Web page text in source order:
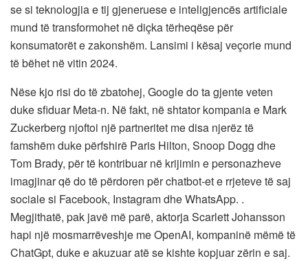
se si teknologjia e tij gjeneruese e inteligjencës artificiale
mund të transformohet në diçka tërheqëse për
konsumatorët e zakonshëm. Lansimi i kësaj veçorie mund
të bëhet në vitin 2024.
Nëse kjo risi do të zbatohej, Google do ta gjente veten
duke sfiduar Meta-n. Në fakt, në shtator kompania e Mark
Zuckerberg njoftoi një partneritet me disa njerëz të
famshëm duke përfshirë Paris Hilton, Snoop Dogg dhe
Tom Brady, për të kontribuar në krijimin e personazheve
imagjinar që do të përdoren për chatbot-et e rrjeteve të saj
sociale si Facebook, Instagram dhe WhatsApp. .
Megjithatë, pak javë më parë, aktorja Scarlett Johansson
hapi një mosmarrëveshje me OpenAI, kompaninë mëmë të
ChatGpt, duke e akuzuar atë se kishte kopjuar zërin e saj.